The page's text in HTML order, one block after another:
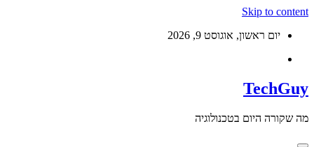
Skip to content
יום ראשון, אוגוסט 9, 2026
TechGuy
מה שקורה היום בטכנולוגיה